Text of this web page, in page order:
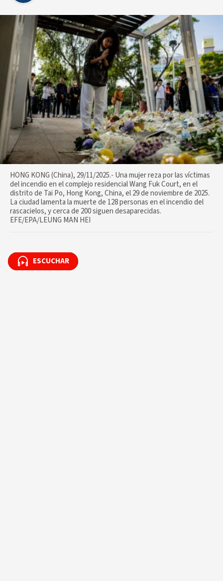
HONG KONG (China), 29/11/2025.- Una mujer reza por las víctimas
del incendio en el complejo residencial Wang Fuk Court, en el
distrito de Tai Po, Hong Kong, China, el 29 de noviembre de 2025.
La ciudad lamenta la muerte de 128 personas en el incendio del
rascacielos, y cerca de 200 siguen desaparecidas.
EFE/EPA/LEUNG MAN HEI
ESCUCHAR
ESCUCHAR